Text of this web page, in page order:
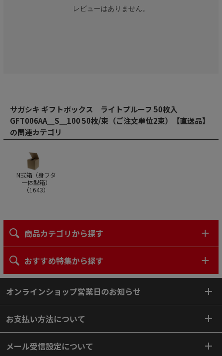
レビューはありません。
サガシキ ギフトボックス ライトプルーフ 50枚入
GFT006AA＿S＿100 50枚/束（ご注文単位2束）【直送品】
の関連カテゴリ
N式箱（身フタ
一体型箱）
（1643）
商品カテゴリから探す
おすすめ特集から探す
オンラインショップ営業日のお知らせ
お支払い方法について
メール受信設定について